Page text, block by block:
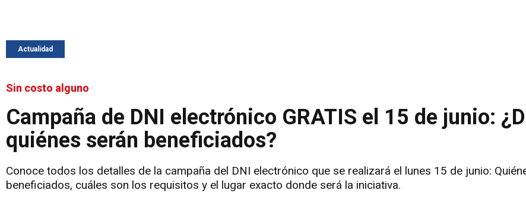
Actualidad
Sin costo alguno
Campaña de DNI electrónico GRATIS el 15 de junio:
quiénes serán beneficiados?
Conoce todos los detalles de la campaña del DNI electrónico que se realizará el lunes 15 de junio:
beneficiados, cuáles son los requisitos y el lugar exacto donde será la iniciativa.